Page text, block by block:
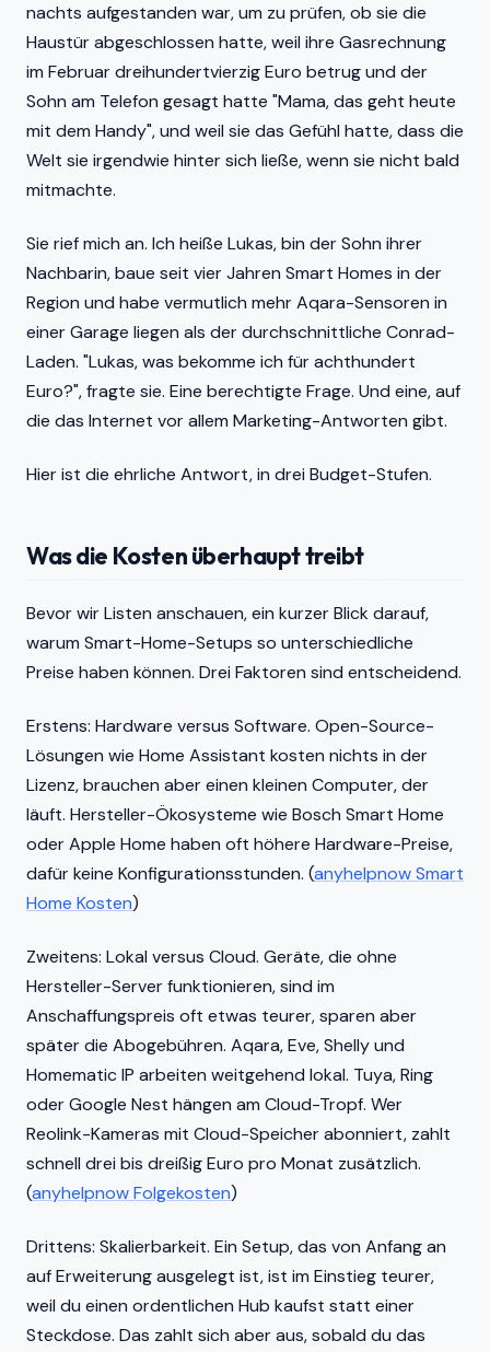
nachts aufgestanden war, um zu prüfen, ob sie die
Haustür abgeschlossen hatte, weil ihre Gasrechnung
im Februar dreihundertvierzig Euro betrug und der
Sohn am Telefon gesagt hatte "Mama, das geht heute
mit dem Handy", und weil sie das Gefühl hatte, dass die
Welt sie irgendwie hinter sich ließe, wenn sie nicht bald
mitmachte.
Sie rief mich an. Ich heiße Lukas, bin der Sohn ihrer
Nachbarin, baue seit vier Jahren Smart Homes in der
Region und habe vermutlich mehr Aqara-Sensoren in
einer Garage liegen als der durchschnittliche Conrad-
Laden. "Lukas, was bekomme ich für achthundert
Euro?", fragte sie. Eine berechtigte Frage. Und eine, auf
die das Internet vor allem Marketing-Antworten gibt.
Hier ist die ehrliche Antwort, in drei Budget-Stufen.
Was die Kosten überhaupt treibt
Bevor wir Listen anschauen, ein kurzer Blick darauf,
warum Smart-Home-Setups so unterschiedliche
Preise haben können. Drei Faktoren sind entscheidend.
Erstens: Hardware versus Software. Open-Source-
Lösungen wie Home Assistant kosten nichts in der
Lizenz, brauchen aber einen kleinen Computer, der
läuft. Hersteller-Ökosysteme wie Bosch Smart Home
oder Apple Home haben oft höhere Hardware-Preise,
dafür keine Konfigurationsstunden. (anyhelpnow Smart
Home Kosten)
Zweitens: Lokal versus Cloud. Geräte, die ohne
Hersteller-Server funktionieren, sind im
Anschaffungspreis oft etwas teurer, sparen aber
später die Abogebühren. Aqara, Eve, Shelly und
Homematic IP arbeiten weitgehend lokal. Tuya, Ring
oder Google Nest hängen am Cloud-Tropf. Wer
Reolink-Kameras mit Cloud-Speicher abonniert, zahlt
schnell drei bis dreißig Euro pro Monat zusätzlich.
(anyhelpnow Folgekosten)
Drittens: Skalierbarkeit. Ein Setup, das von Anfang an
auf Erweiterung ausgelegt ist, ist im Einstieg teurer,
weil du einen ordentlichen Hub kaufst statt einer
Steckdose. Das zahlt sich aber aus, sobald du das